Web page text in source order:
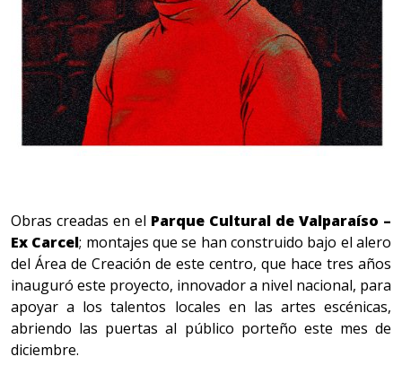
Obras creadas en el Parque Cultural de Valparaíso –
Ex Carcel; montajes que se han construido bajo el alero
del Área de Creación de este centro, que hace tres años
inauguró este proyecto, innovador a nivel nacional, para
apoyar a los talentos locales en las artes escénicas,
abriendo las puertas al público porteño este mes de
diciembre.